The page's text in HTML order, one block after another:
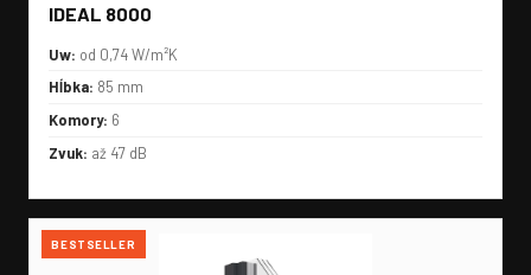
IDEAL 8000
Uw: od 0,74 W/m²K
Hĺbka: 85 mm
Komory: 6
Zvuk: až 47 dB
BESTSELLER